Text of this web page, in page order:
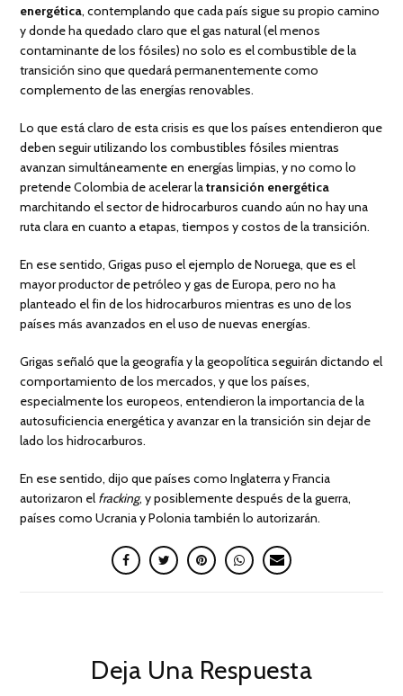
energética, contemplando que cada país sigue su propio camino
y donde ha quedado claro que el gas natural (el menos
contaminante de los fósiles) no solo es el combustible de la
transición sino que quedará permanentemente como
complemento de las energías renovables.
Lo que está claro de esta crisis es que los países entendieron que
deben seguir utilizando los combustibles fósiles mientras
avanzan simultáneamente en energías limpias, y no como lo
pretende Colombia de acelerar latransición energética
marchitando el sector de hidrocarburos cuando aún no hay una
ruta clara en cuanto a etapas, tiempos y costos de la transición.
En ese sentido, Grigas puso el ejemplo de Noruega, que es el
mayor productor de petróleo y gas de Europa, pero no ha
planteado el fin de los hidrocarburos mientras es uno de los
países más avanzados en el uso de nuevas energías.
Grigas señaló que la geografía y la geopolítica seguirán dictando el
comportamiento de los mercados, y que los países,
especialmente los europeos, entendieron la importancia de la
autosuficiencia energética y avanzar en la transición sin dejar de
lado los hidrocarburos.
En ese sentido, dijo que países como Inglaterra y Francia
autorizaron el fracking, y posiblemente después de la guerra,
países como Ucrania y Polonia también lo autorizarán.
Deja Una Respuesta